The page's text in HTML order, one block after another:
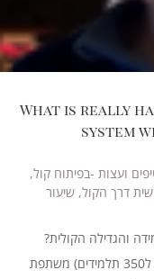
What is really
system
ועצות -בפיתוח קול,
דרך הקול, שיעור
והגדילה הקולית?
מתוך נסיון רב השנים שלי(רק 25 שנה עם מעל ל350 תלמידים) משתפת